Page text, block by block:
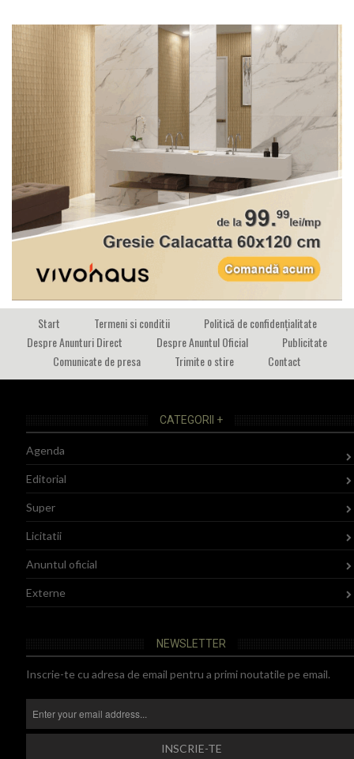
Start Termeni si conditii
Politică de confidențialitate
Despre Anunturi Direct
Despre Anuntul Oficial
Publicitate
Comunicate de presa
Trimite o stire Contact
CATEGORII +
Agenda
Editorial
Super
Licitatii
Anuntul oficial
Externe
NEWSLETTER
Inscrie-te cu adresa de email pentru a primi noutatile pe email.